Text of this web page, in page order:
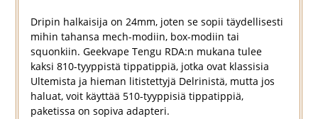
Dripin halkaisija on 24mm, joten se sopii täydellisesti
mihin tahansa mech-modiin, box-modiin tai
squonkiin. Geekvape Tengu RDA:n mukana tulee
kaksi 810-tyyppistä tippatippiä, jotka ovat klassisia
Ultemista ja hieman litistettyjä Delrinistä, mutta jos
haluat, voit käyttää 510-tyyppisiä tippatippiä,
paketissa on sopiva adapteri.